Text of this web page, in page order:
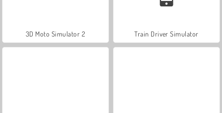
3D Moto Simulator 2 Train Driver Simulator